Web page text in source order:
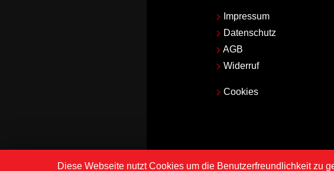
Impressum
Datenschutz
AGB
Widerruf
Cookies
Diese Webseite nutzt Cookies um die Benutzerfreundlichkeit zu